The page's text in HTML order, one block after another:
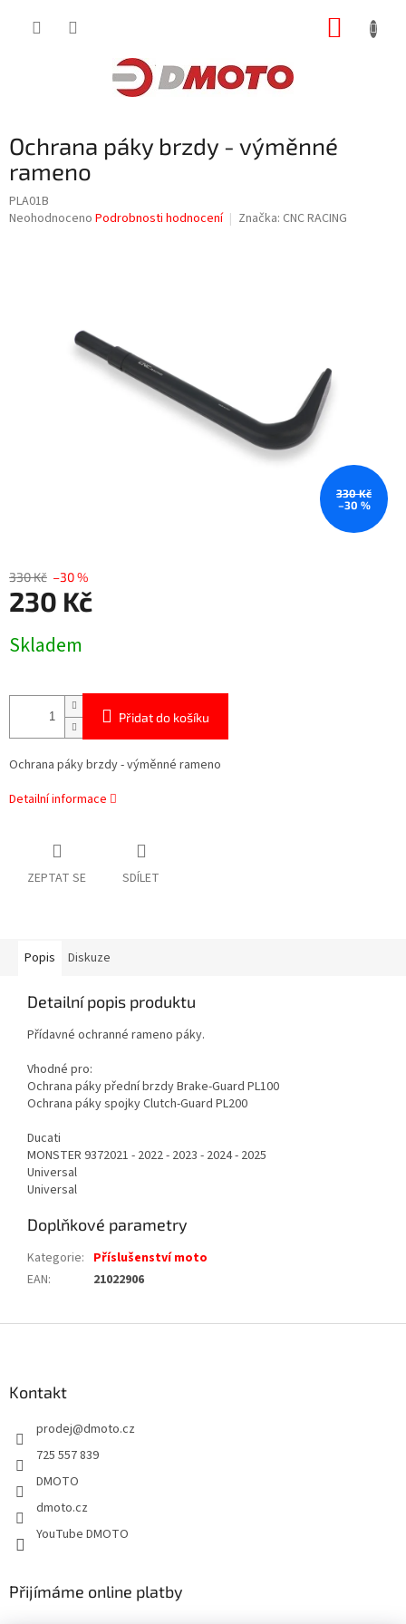
Ochrana páky brzdy - výměnné
rameno
PLA01B
Průměrné
Neohodnoceno Podrobnosti hodnocení Značka: CNC RACING
330 Kč
–30 %
330 Kč –30 %
230 Kč
cena:
Skladem
Přidat do košíku
Ochrana páky brzdy - výměnné rameno
Detailní informace
ZEPTAT SE SDÍLET
Popis Diskuze
Detailní popis produktu
Přídavné ochranné rameno páky.
Vhodné pro:
Ochrana páky přední brzdy Brake-Guard PL100
Ochrana páky spojky Clutch-Guard PL200
Ducati
MONSTER 9372021 - 2022 - 2023 - 2024 - 2025
Universal
Universal
Doplňkové parametry
Kategorie: Příslušenství moto
EAN: 21022906
Kontakt
prodej@dmoto.cz
725 557 839
DMOTO
dmoto.cz
YouTube DMOTO
Přijímáme online platby